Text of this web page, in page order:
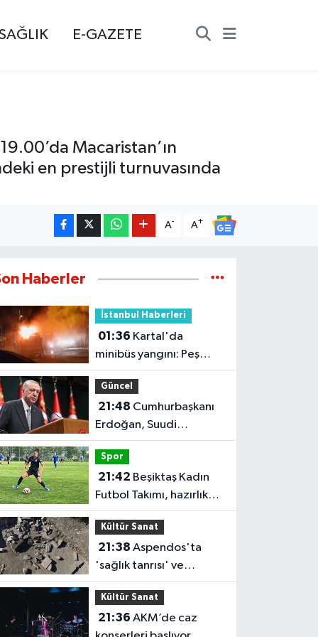
E-GAZETE
Macaristan’ın
en prestijli turnuvasında
A- A+
Haberler
İstanbul Haberleri
01:36
minibüs yangını: Peş
peşe patlamalar paniğe
neden oldu
Güncel
21:48
Erdoğan, Suudi
Arabistan'ı ziyaret
edecek
Spor
21:42
Futbol Takımı, hazırlık
maçında FOMGET'i 3-1
mağlup etti
Kültür Sanat
21:38
'sağlık tanrısı' ve
oğlunun heykeli bulundu
Kültür Sanat
21:36